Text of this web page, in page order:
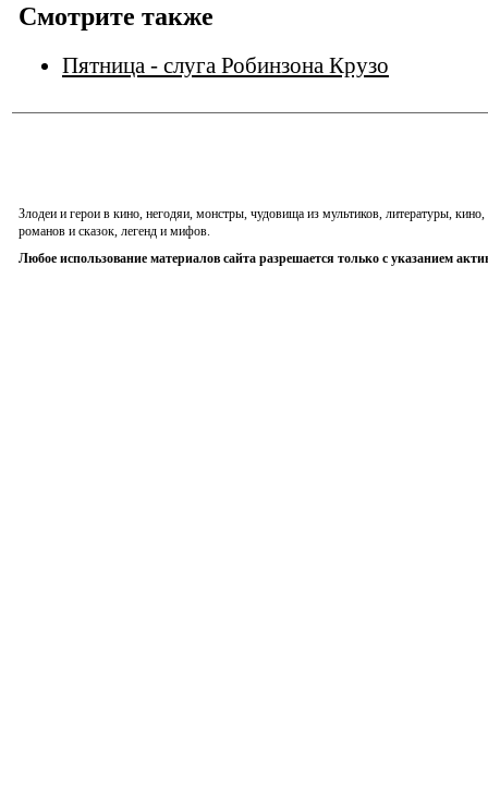
Смотрите также
Пятница - слуга Робинзона Крузо
Злодеи и герои в кино, негодяи, монстры, чудовища из мультиков, литературы,
романов и сказок, легенд и мифов.
Любое использование материалов сайта разрешается только с указанием